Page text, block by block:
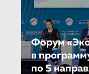
Форум
в
по 5